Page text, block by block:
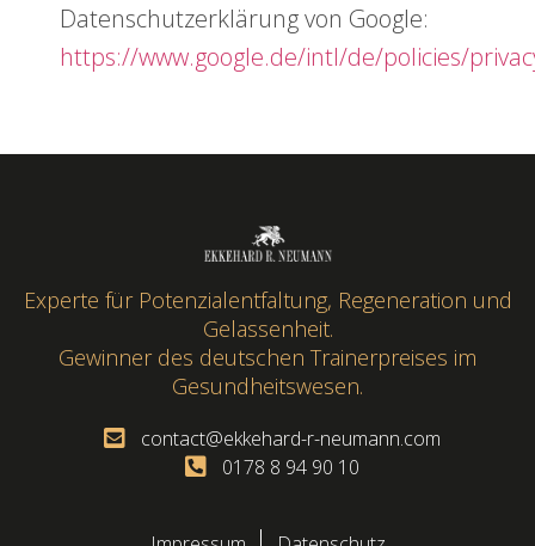
Datenschutzerklärung von Google:
https://www.google.de/intl/de/policies/
Experte für Potenzialentfaltung, Regeneration und
Gelassenheit.
Gewinner des deutschen Trainerpreises im
Gesundheitswesen.
contact@ekkehard-r-neumann.com
0178 8 94 90 10